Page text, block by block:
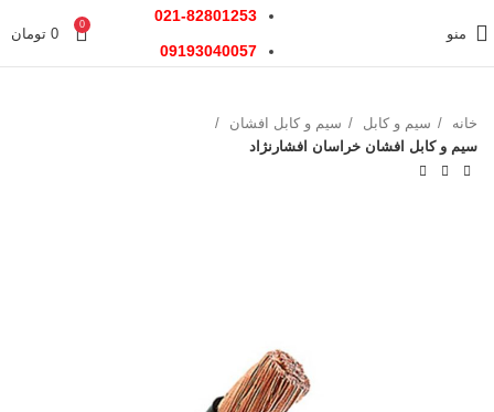
منو
021-82801253
09193040057
0
0 تومان
خانه سیم و کابل
سیم و کابل افشان
سیم و کابل افشان خراسان افشارنژاد